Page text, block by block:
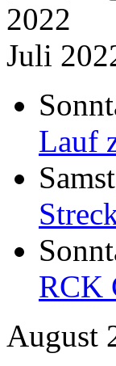
2022
Juli
Lauf
RCK
August